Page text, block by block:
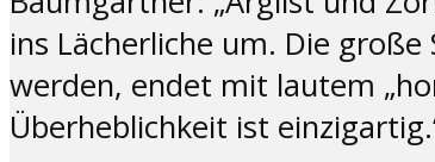
ins Lächerliche um. Die
werden, endet mit lautem
Überheblichkeit ist